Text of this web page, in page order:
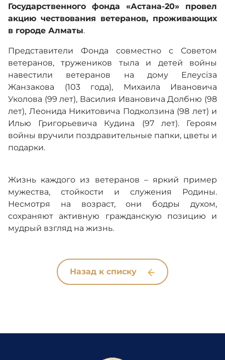
Обратная связь
Адалдық алаңы
Версия для слабовидящих
Государственного фонда «Астана-20» провел
акцию чествования ветеранов, проживающих
в городе Алматы.
Представители Фонда совместно с Советом
ветеранов, тружеников тыла и детей войны
навестили ветеранов на дому Елеусіза
Жанзакова (103 года), Михаила Ивановича
Уколова (99 лет), Василия Ивановича Долбню (98
лет), Леонида Никитовича Подколзина (98 лет) и
Илью Григорьевича Кудина (97 лет). Героям
войны вручили поздравительные папки, цветы и
подарки.
Жизнь каждого из ветеранов – яркий пример
мужества, стойкости и служения Родины.
Несмотря на возраст, они бодры духом,
сохраняют активную гражданскую позицию и
мудрый взгляд на жизнь.
Назад к списку